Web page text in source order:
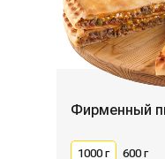
Фирменный
1000 г 600 г